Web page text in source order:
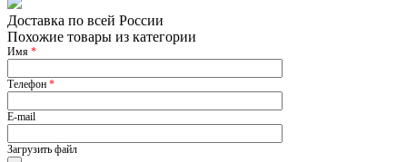
Доставка по всей России
Похожие товары из категории
Имя *
Телефон *
E-mail
Загрузить файл